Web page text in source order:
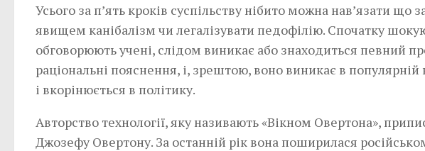
Усього за п’ять кроків суспільству нібито можна нав’язати
явищем канібалізм чи легалізувати педофілію. Спочатку
обговорюють учені, слідом виникає або знаходиться певний
раціональні пояснення, і, зрештою, воно виникає в
і вкорінюється в політику.
Авторство технології, яку називають «Вікном Овертона»,
Джозефу Овертону. За останній рік вона поширилася